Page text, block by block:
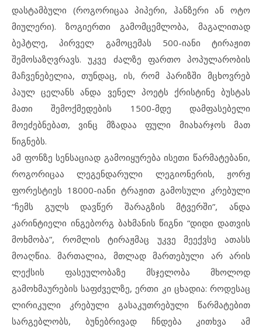
დასტამბული (როგორიცაა პიპერი, ჰანზერი ან ოტო
მიულერი). ზოგიერთი გამომცემლობა, მაგალითად
ბეჰტლე, პირველ გამოცემას 500-იანი ტირაჟით
შემოსაზღვრავს. უკვე ძალზე ფართო პოპულარობის
მაჩვენებელია, თუნდაც, ის, რომ პარიზში მცხოვრებ
პაულ ცელანს ანდა ვენელ პოეტს ქრისტინე ბუსტას
მათი შემოქმედების 1500-მდე დამფასებელი
მოეძებნებათ, ვინც მზადაა ფული მიახარჯოს მათ
წიგნებს.
ამ ფონზე სენსაციად გამოიყურება ისეთი წარმატებანი,
როგორიცაა ლეგენდარული ლეგიონერის, ჟორჟ
ფორესტიეს 18000-იანი ტრაჟით გამოსული კრებული
“ჩემს გულს დავწერ შარაგზის მტვერში”, ანდა
კარინტიელი ინგებორგ ბახმანის წიგნი “დიდი დათვის
მოხმობა”, რომლის ტირაჟმაც უკვე მეექვსე ათასს
მოაღწია. მართალია, მთლად მართებული არ არის
ლექსის ფასეულობაზე მსჯელობა მხოლოდ
გამოხმაურების საფძველზე, ერთი კი ცხადია: როდესაც
ლირიკული კრებული გასაკუთრებული წარმატებით
სარგებლობს, ბუნებრივად ჩნდება კითხვა ამ